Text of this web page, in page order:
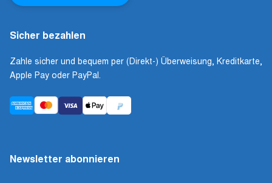
Sicher bezahlen
Zahle sicher und bequem per (Direkt-) Überweisung, Kreditkarte,
Apple Pay oder PayPal.
Newsletter abonnieren